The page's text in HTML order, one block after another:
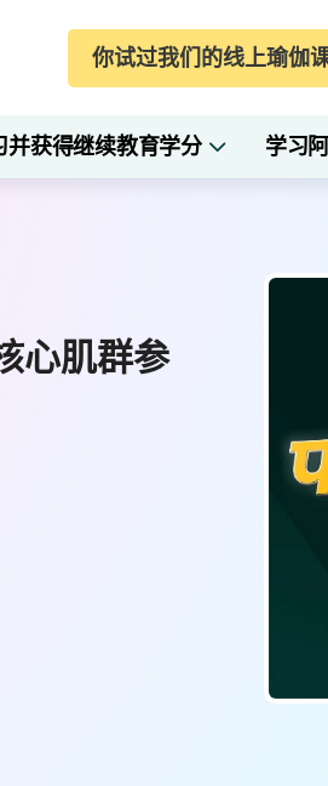
你试过我们的线上瑜伽
并获得继续教育学分 学习
心肌群参